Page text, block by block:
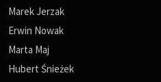
Marek Jerzak
Erwin Nowak
Marta Maj
Hubert Śnieżek